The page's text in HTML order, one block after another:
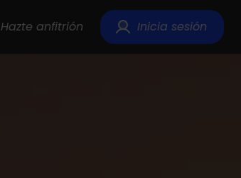
Hazte anfitrión Inicia sesión